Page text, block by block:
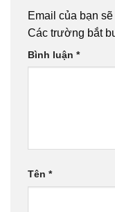
Email của bạn
Các trường bắt
Bình luận *
Tên *